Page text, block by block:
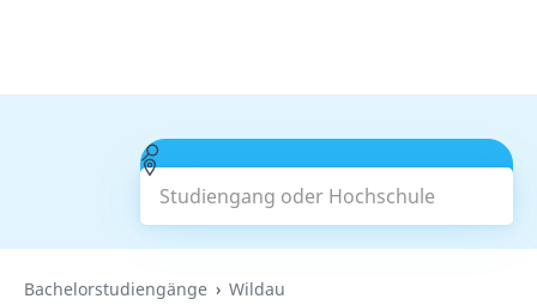
Studiengang oder Hochschule
Suchen
Bachelorstudiengänge Wildau